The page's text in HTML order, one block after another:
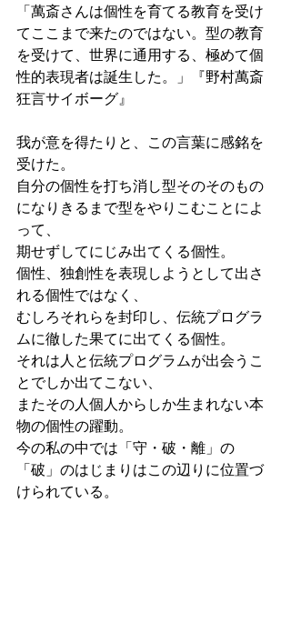
「萬斎さんは個性を育てる教育を受け
てここまで来たのではない。型の教育
を受けて、世界に通用する、極めて個
性的表現者は誕生した。」『野村萬斎
狂言サイボーグ』
我が意を得たりと、この言葉に感銘を
受けた。
自分の個性を打ち消し型そのそのもの
になりきるまで型をやりこむことによ
って、
期せずしてにじみ出てくる個性。
個性、独創性を表現しようとして出さ
れる個性ではなく、
むしろそれらを封印し、伝統プログラ
ムに徹した果てに出てくる個性。
それは人と伝統プログラムが出会うこ
とでしか出てこない、
またその人個人からしか生まれない本
物の個性の躍動。
今の私の中では「守・破・離」の
「破」のはじまりはこの辺りに位置づ
けられている。